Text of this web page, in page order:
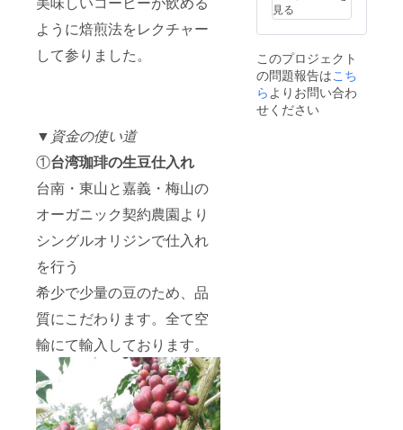
ように焙煎法をレクチャー
して参りました。
▼ 資金の使い道
①台湾珈琲の生豆仕入れ
台南・東山と嘉義・梅山の
オーガニック契約農園より
シングルオリジンで仕入れ
を行う
希少で少量の豆のため、品
質にこだわります。全て空
輸にて輸入しております。
で1位と
2位を総
まし
た。 日
本では
市場に
出回っ
見る
このプロジェクト
の問題報告はこち
ら よりお問い合わ
せください